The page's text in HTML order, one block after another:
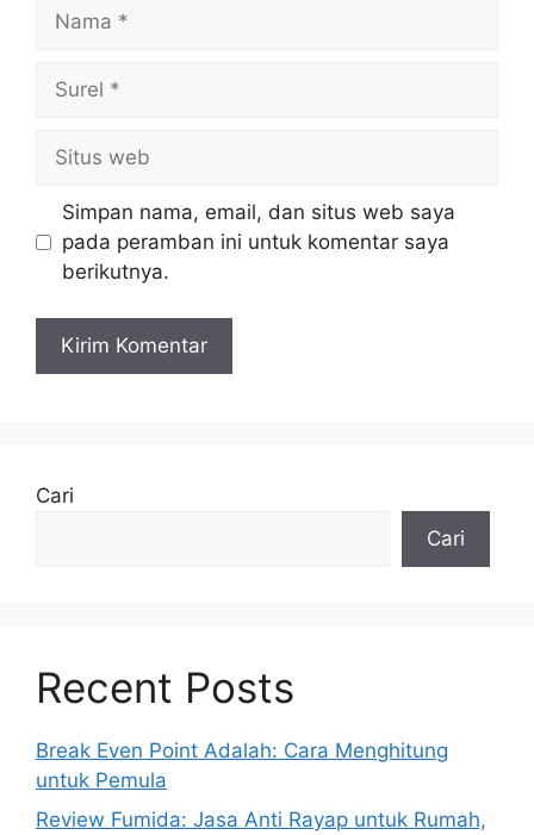
Nama
Surel
Situs
web
Simpan nama, email, dan situs web saya
pada peramban ini untuk komentar saya
berikutnya.
Cari
Cari
Recent Posts
Break Even Point Adalah: Cara Menghitung
untuk Pemula
Review Fumida: Jasa Anti Rayap untuk Rumah,